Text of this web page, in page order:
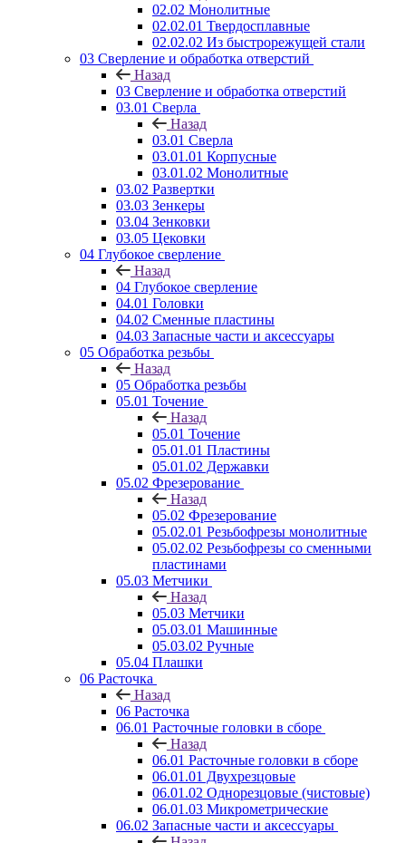
02.02 Монолитные
02.02.01 Твердосплавные
02.02.02 Из быстрорежущей стали
03 Сверление и обработка отверстий
Назад
03 Сверление и обработка отверстий
03.01 Сверла
Назад
03.01 Сверла
03.01.01 Корпусные
03.01.02 Монолитные
03.02 Развертки
03.03 Зенкеры
03.04 Зенковки
03.05 Цековки
04 Глубокое сверление
Назад
04 Глубокое сверление
04.01 Головки
04.02 Сменные пластины
04.03 Запасные части и аксессуары
05 Обработка резьбы
Назад
05 Обработка резьбы
05.01 Точение
Назад
05.01 Точение
05.01.01 Пластины
05.01.02 Державки
05.02 Фрезерование
Назад
05.02 Фрезерование
05.02.01 Резьбофрезы монолитные
05.02.02 Резьбофрезы со сменными
пластинами
05.03 Метчики
Назад
05.03 Метчики
05.03.01 Машинные
05.03.02 Ручные
05.04 Плашки
06 Расточка
Назад
06 Расточка
06.01 Расточные головки в сборе
Назад
06.01 Расточные головки в сборе
06.01.01 Двухрезцовые
06.01.02 Однорезцовые (чистовые)
06.01.03 Микрометрические
06.02 Запасные части и аксессуары